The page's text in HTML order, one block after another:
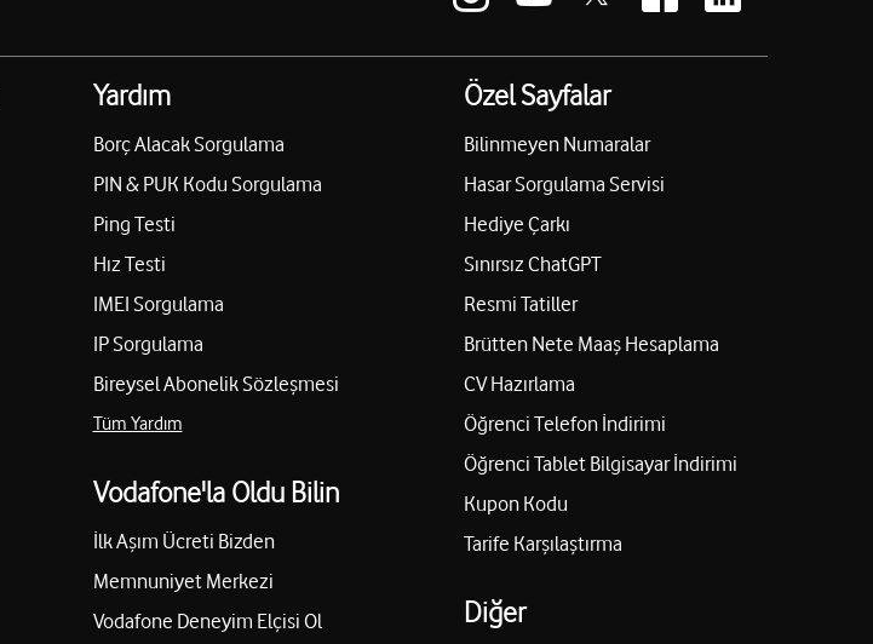
Yardım
Borç Alacak Sorgulama
PIN & PUK Kodu Sorgulama
Ping Testi
Hız Testi
IMEI Sorgulama
IP Sorgulama
Bireysel Abonelik Sözleşmesi
Tüm Yardım
Vodafone'la Oldu Bilin
İlk Aşım Ücreti Bizden
Memnuniyet Merkezi
Vodafone Deneyim Elçisi Ol
Özel Sayfalar
Bilinmeyen Numaralar
Hasar Sorgulama Servisi
Hediye Çarkı
Sınırsız ChatGPT
Resmi Tatiller
Brütten Nete Maaş Hesaplama
CV Hazırlama
Öğrenci Telefon İndirimi
Öğrenci Tablet Bilgisayar İndirimi
Kupon Kodu
Tarife Karşılaştırma
Diğer